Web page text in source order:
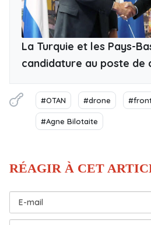
La Turquie et les Pays-
candidature au poste de
#OTAN #drone
#Agne Bilotaite